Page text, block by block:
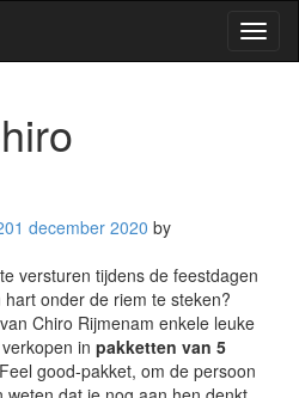
1 december 2020 by
versturen tijdens de feestdagen
onder de riem te steken?
Chiro Rijmenam enkele leuke
in pakketten van 5
good-pakket, om de persoon